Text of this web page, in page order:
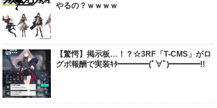
やるの？ｗｗｗｗ
【驚愕】掲示板…！？☆3RF「T-CMS」がロ
グボ報酬で実装ｷﾀ━━━━(ﾟ∀ﾟ)━━━━!!